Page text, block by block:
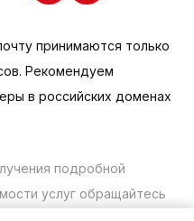
принимаются только
Рекомендуем
в российских доменах
подробной
услуг обращайтесь